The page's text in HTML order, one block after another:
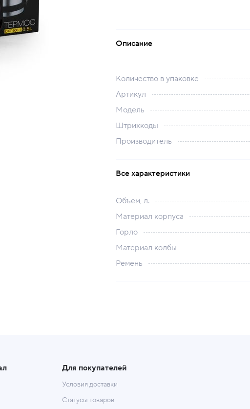
Описание
Количество в упаковке
Артикул
Модель
Штрихкоды
Производитель
Все характеристики
Объем, л.
Материал корпуса
Горло
Материал колбы
Ремень
Для покупателей
Условия доставки
Статусы товаров